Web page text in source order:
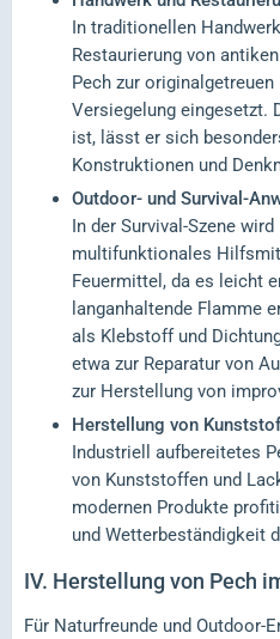
In traditionellen
Restaurierung von
Pech zur originalgetreuen
Versiegelung eingesetzt.
ist, lässt er sich
Konstruktionen und
Outdoor- und Survival-
In der Survival-Szene
multifunktionales
Feuermittel, da es leicht
langanhaltende Flamme
als Klebstoff und
etwa zur Reparatur von
zur Herstellung von
Herstellung von
Industriell aufbereitetes
von Kunststoffen und
modernen Produkte
und Wetterbeständigkeit
IV. Herstellung von Pech
Für Naturfreunde und Outdoor-